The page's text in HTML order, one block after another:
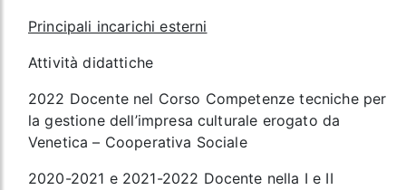
Principali incarichi esterni
Attività didattiche
2022 Docente nel Corso Competenze tecniche per
la gestione dell’impresa culturale erogato da
Venetica – Cooperativa Sociale
2020-2021 e 2021-2022 Docente nella I e II